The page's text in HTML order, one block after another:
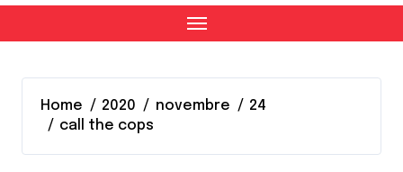
Home 2020 novembre
24
call the cops